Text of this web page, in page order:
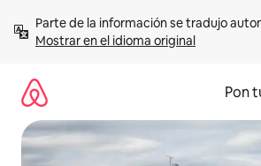
contenidoMostrar en el idioma original
Pon